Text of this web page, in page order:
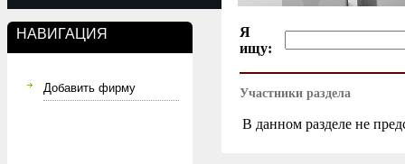
НАВИГАЦИЯ
Добавить фирму
Я
ищу:
Участники раздела
В данном разделе не